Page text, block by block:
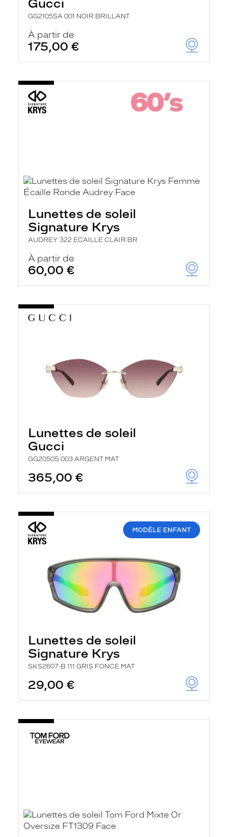
Gucci
GG2105SA 001 NOIR BRILLANT
À partir de
175,00 €
Lunettes de soleil
Signature Krys
AUDREY 322 ECAILLE CLAIR BR
À partir de
60,00 €
Lunettes de soleil
Gucci
GG2050S 003 ARGENT MAT
365,00 €
MODÈLE ENFANT
Lunettes de soleil
Signature Krys
SKS2607-B 111 GRIS FONCE MAT
29,00 €